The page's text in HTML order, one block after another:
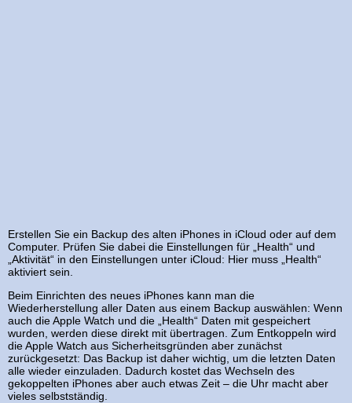
Erstellen Sie ein Backup des alten iPhones in iCloud oder auf dem
Computer. Prüfen Sie dabei die Einstellungen für „Health“ und
„Aktivität“ in den Einstellungen unter iCloud: Hier muss „Health“
aktiviert sein.
Beim Einrichten des neues iPhones kann man die
Wiederherstellung aller Daten aus einem Backup auswählen: Wenn
auch die Apple Watch und die „Health“ Daten mit gespeichert
wurden, werden diese direkt mit übertragen. Zum Entkoppeln wird
die Apple Watch aus Sicherheitsgründen aber zunächst
zurückgesetzt: Das Backup ist daher wichtig, um die letzten Daten
alle wieder einzuladen. Dadurch kostet das Wechseln des
gekoppelten iPhones aber auch etwas Zeit – die Uhr macht aber
vieles selbstständig.